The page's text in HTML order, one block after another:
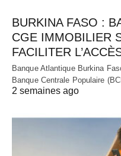
BURKINA FASO :
CGE IMMOBILIER
FACILITER
Banque Atlantique Burkina
Banque Centrale Populaire
2 semaines ago